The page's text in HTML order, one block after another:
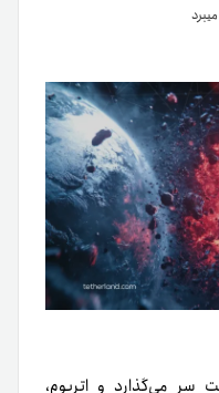
سر می‌گذارد و اتریوم،